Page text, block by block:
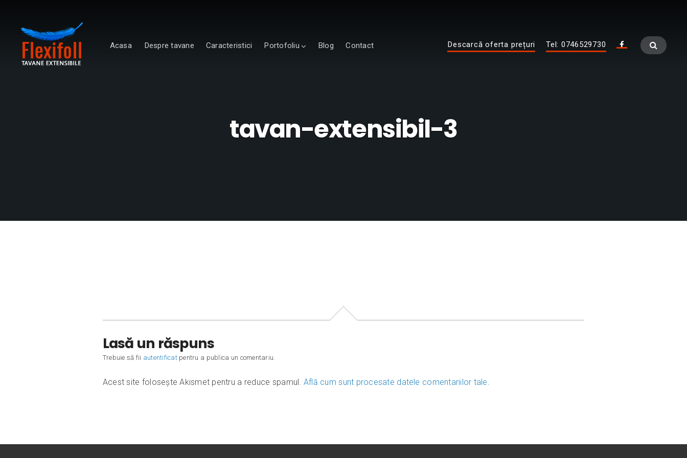
Acasa Despre tavane Caracteristici Portofoliu Blog Contact Descarcă oferta prețuri
Tel: 0746529730
tavan-extensibil-3
Lasă un răspuns
Trebuie să fii autentificatpentru a publica un comentariu.
Acest site folosește Akismet pentru a reduce spamul. Află cum sunt procesate datele comentariilor tale